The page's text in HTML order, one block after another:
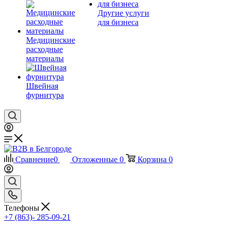
Медицинские
расходные
материалы
Швейная
фурнитура
Другие услуги
для бизнеса
Сравнение0 Отложенные 0 Корзина 0
Телефоны
+7 (863)- 285-09-21